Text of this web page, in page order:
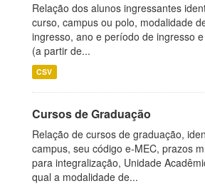
Relação dos alunos ingressantes
curso, campus ou polo, modalidade
ingresso, ano e período de ingresso
(a partir de...
CSV
Cursos de Graduação
Relação de cursos de graduação,
campus, seu código e-MEC, prazos
para integralização, Unidade
qual a modalidade de...